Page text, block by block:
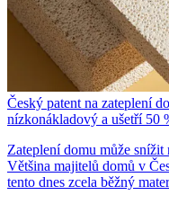
Český patent na zateplení
nízkonákladový a ušetří 50
Zateplení domu může
Většina majitelů domů v
tento dnes zcela běžný